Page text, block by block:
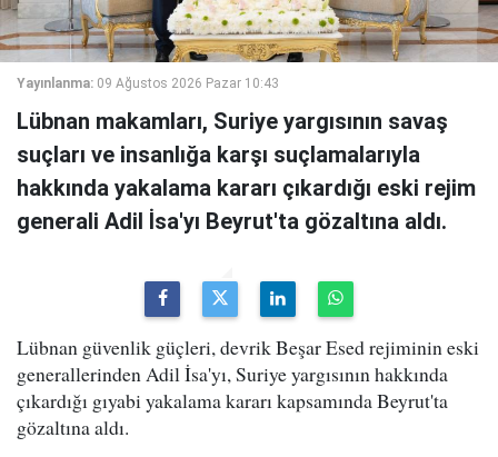
Yayınlanma: 09 Ağustos 2026 Pazar 10:43
Lübnan makamları, Suriye yargısının savaş
suçları ve insanlığa karşı suçlamalarıyla
hakkında yakalama kararı çıkardığı eski rejim
generali Adil İsa'yı Beyrut'ta gözaltına aldı.
Lübnan güvenlik güçleri, devrik Beşar Esed rejiminin eski
generallerinden Adil İsa'yı, Suriye yargısının hakkında
çıkardığı gıyabi yakalama kararı kapsamında Beyrut'ta
gözaltına aldı.